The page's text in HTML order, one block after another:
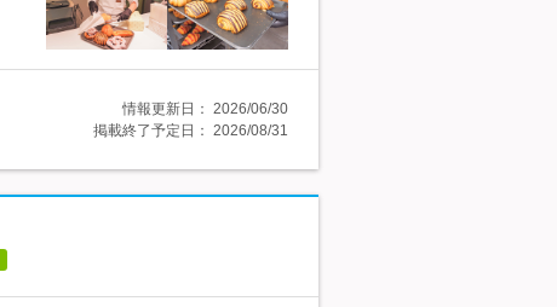
情報更新日： 2026/06/30
掲載終了予定日： 2026/08/31